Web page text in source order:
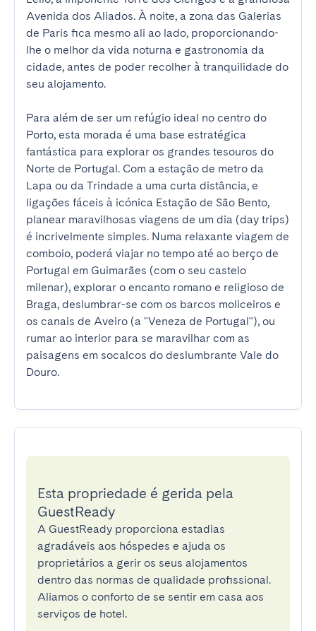
Avenida dos Aliados. À noite, a zona das Galerias
de Paris fica mesmo ali ao lado, proporcionando-
lhe o melhor da vida noturna e gastronomia da
cidade, antes de poder recolher à tranquilidade do
seu alojamento.
Para além de ser um refúgio ideal no centro do
Porto, esta morada é uma base estratégica
fantástica para explorar os grandes tesouros do
Norte de Portugal. Com a estação de metro da
Lapa ou da Trindade a uma curta distância, e
ligações fáceis à icónica Estação de São Bento,
planear maravilhosas viagens de um dia (day trips)
é incrivelmente simples. Numa relaxante viagem de
comboio, poderá viajar no tempo até ao berço de
Portugal em Guimarães (com o seu castelo
milenar), explorar o encanto romano e religioso de
Braga, deslumbrar-se com os barcos moliceiros e
os canais de Aveiro (a "Veneza de Portugal"), ou
rumar ao interior para se maravilhar com as
paisagens em socalcos do deslumbrante Vale do
Douro.
Esta propriedade é gerida pela
GuestReady
A GuestReady proporciona estadias
agradáveis aos hóspedes e ajuda os
proprietários a gerir os seus alojamentos
dentro das normas de qualidade profissional.
Aliamos o conforto de se sentir em casa aos
serviços de hotel.